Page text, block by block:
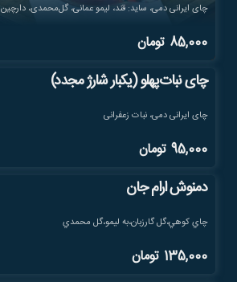
چای ایرانی دمی، ساید: قند، لیمو عمانی، گل‌محمدی، دارچین
85,000 تومان
چای نبات‌پهلو (یکبار شارژ مجدد)
چای ایرانی دمی، نبات زعفرانی
95,000 تومان
دمنوش ارام جان
چاي كوهي،گل گارزبان،به ليمو،گل محمدي
135,000 تومان